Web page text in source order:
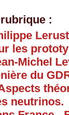
:
les
Michel
du
neutrinos.